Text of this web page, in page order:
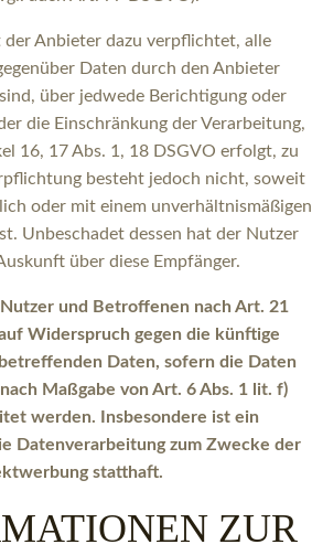
der Anbieter dazu verpflichtet, alle
Daten durch den Anbieter
über jedwede Berichtigung oder
die Einschränkung der Verarbeitung,
16, 17 Abs. 1, 18 DSGVO erfolgt, zu
besteht jedoch nicht, soweit
oder mit einem unverhältnismäßigen
Unbeschadet dessen hat der Nutzer
über diese Empfänger.
und Betroffenen nach Art. 21
Widerspruch gegen die künftige
Daten, sofern die Daten
Maßgabe von Art. 6 Abs. 1 lit. f)
werden. Insbesondere ist ein
Datenverarbeitung zum Zwecke der
statthaft.
ZUR